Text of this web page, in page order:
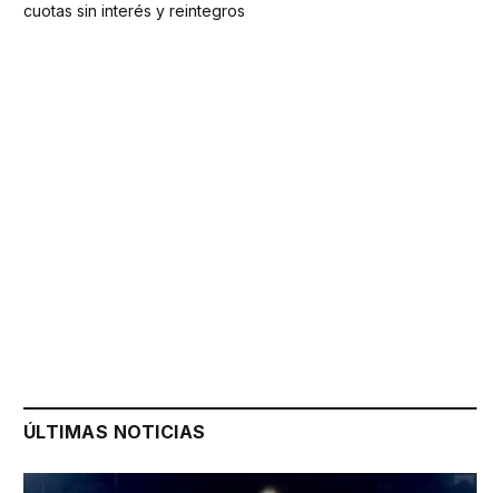
cuotas sin interés y reintegros
ÚLTIMAS NOTICIAS